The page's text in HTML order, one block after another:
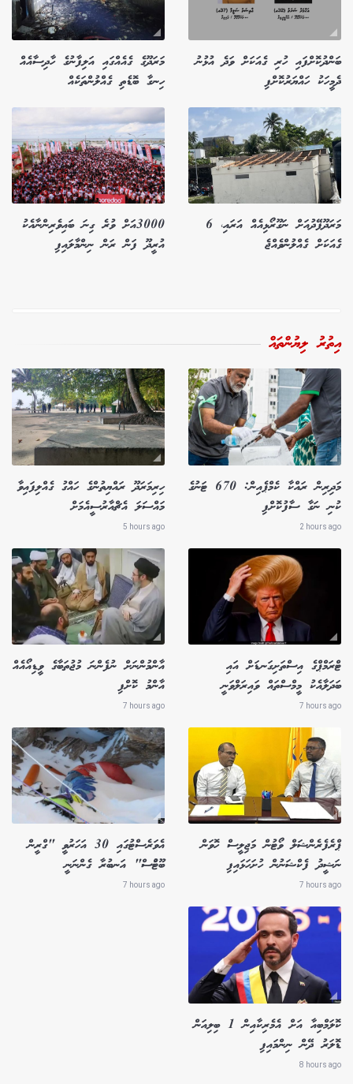
ބަންދުކޮށްފައި ހުރި ގެއަކަށް ވަދެ އުޅުނު
ދެމީހަކު ހައްޔަރުކޮށްފި
މަރަދޫގެ ގެއެއްގައި އަލިފާނުގެ ހާދިސާއެއް
ހިނގާ ބޮޑެތި ގެއްލުންތަކެއް
މަރަދޫފޭދުއަށް ނަގޫރޯޅިއެއް އަރައި، 6
ގެއަކަށް ގެއްލުންވެއްޖެ
3000އަށް ވުރެ ގިނަ ބައިވެރިންނާއެކު
އުރީދޫ ފަން ރަން ނިންމާލައިފި
އިތުރު ލިޔުންތައް
މަދިރިން ރައްކާ ކެމްޕެއިން: 670 ޓަނުގެ
ކުނި ނަގާ ސާފުކޮށްފި
2 hours ago
ހިރިމަރަދޫ ރައްޔިތުންގެ ހައްގު ގެއްލިފައިވާ
މައްސަލަ އެޗްއާރުސީއެމަށް
5 hours ago
ޓްރަމްޕްގެ އިސްތަށިގަނޑަށް އައި
ބަދަލާއެކު މީމްސްތައް ވައިރަލްވަނީ
7 hours ago
އާންމުންނަށް ނުފެންނަ މުޖުތަބާގެ ވީޑިއޯއެއް
އާންމު ކޮށްފި
7 hours ago
ޕްރެފެރެންޝަލް ވޯޓުން މަޖިލީސް ހޮވަން
ނަޝީދު ފެކްޝަނުން ހުށަހަޅައިފި
7 hours ago
އެވަރެސްޓުގައި 30 އަހަރުވީ "ގްރީން
ބޫޓުްސް" އަނބުރާ ގެންނަނީ
7 hours ago
ކޮލަމްބިއާ އަށް އެމެރިކާއިން 1 ބިލިއަން
ޑޮލަރު ދޭން ނިންމައިފި
8 hours ago